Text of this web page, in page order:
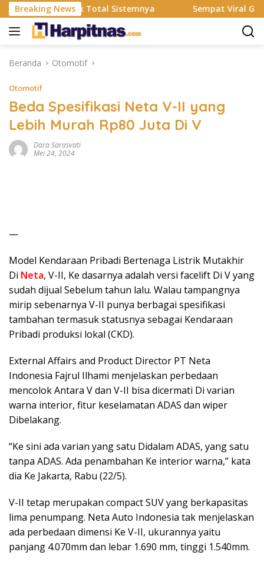
Langsung
ke
konten
Breaking News
Rombak Total Sistemnya Sempat Viral Gaya ASI
Beranda Otomotif
Otomotif
Beda Spesifikasi Neta V-II yang
Lebih Murah Rp80 Juta Di V
Dara Sarasvati
Mei 24, 2024
—
Model Kendaraan Pribadi Bertenaga Listrik Mutakhir
Di Neta, V-II, Ke dasarnya adalah versi facelift Di V yang
sudah dijual Sebelum tahun lalu. Walau tampangnya
mirip sebenarnya V-II punya berbagai spesifikasi
tambahan termasuk statusnya sebagai Kendaraan
Pribadi produksi lokal (CKD).
External Affairs and Product Director PT Neta
Indonesia Fajrul Ilhami menjelaskan perbedaan
mencolok Antara V dan V-II bisa dicermati Di varian
warna interior, fitur keselamatan ADAS dan wiper
Dibelakang.
“Ke sini ada varian yang satu Didalam ADAS, yang satu
tanpa ADAS. Ada penambahan Ke interior warna,” kata
dia Ke Jakarta, Rabu (22/5).
V-II tetap merupakan compact SUV yang berkapasitas
lima penumpang. Neta Auto Indonesia tak menjelaskan
ada perbedaan dimensi Ke V-II, ukurannya yaitu
panjang 4.070mm dan lebar 1.690 mm, tinggi 1.540mm.